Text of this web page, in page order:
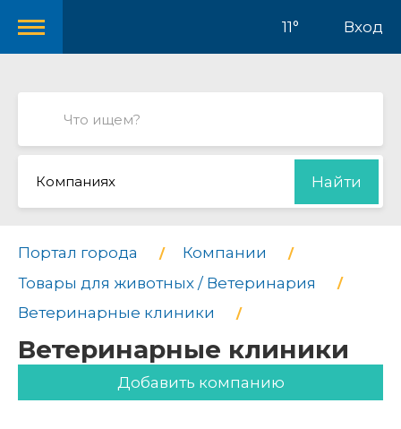
11° Вход
Компаниях Найти
Портал города
Компании
Товары для животных / Ветеринария
Ветеринарные клиники
Ветеринарные клиники
Добавить компанию